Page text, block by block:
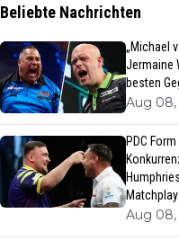
Beliebte Nachrichten
„Michael
Jermaine
besten
Aug 08,
PDC
Aug 08,